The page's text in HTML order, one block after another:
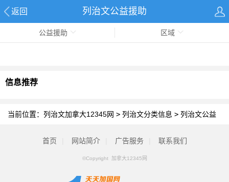
返回 列治文公益援助
公益援助 区域
信息推荐
当前位置： 列治文加拿大12345网 > 列治文分类信息 > 列治文公益
首页 网站简介 广告服务 联系我们
©Copyright 加拿大12345网